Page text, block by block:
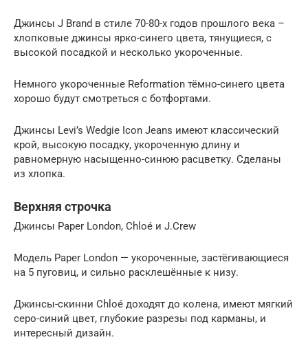
Джинсы J Brand в стиле 70-80-х годов прошлого века –
хлопковые джинсы ярко-синего цвета, тянущиеся, с
высокой посадкой и несколько укороченные.
Немного укороченные Reformation тёмно-синего цвета
хорошо будут смотреться с ботфортами.
Джинсы Levi’s Wedgie Icon Jeans имеют классический
крой, высокую посадку, укороченную длину и
равномерную насыщенно-синюю расцветку. Сделаны
из хлопка.
Верхняя строчка
Джинсы Paper London, Chloé и J.Crew
Модель Paper London — укороченные, застёгивающиеся
на 5 пуговиц, и сильно расклешённые к низу.
Джинсы-скинни Chloé доходят до колена, имеют мягкий
серо-синий цвет, глубокие разрезы под карманы, и
интересный дизайн.